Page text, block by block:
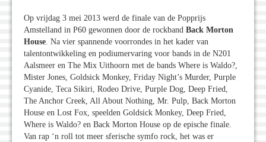
Op vrijdag 3 mei 2013 werd de finale van de Popprijs
Amstelland in P60 gewonnen door de rockband Back Morton
House. Na vier spannende voorrondes in het kader van
talentontwikkeling en podiumervaring voor bands in de N201
Aalsmeer en The Mix Uithoorn met de bands Where is Waldo?,
Mister Jones, Goldsick Monkey, Friday Night’s Murder, Purple
Cyanide, Teca Sikiri, Rodeo Drive, Purple Dog, Deep Fried,
The Anchor Creek, All About Nothing, Mr. Pulp, Back Morton
House en Lost Fox, speelden Goldsick Monkey, Deep Fried,
Where is Waldo? en Back Morton House op de epische finale.
Van rap ‘n roll tot meer sferische symfo rock, het was er